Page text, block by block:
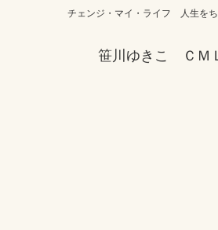
チェンジ・マイ・ライフ 人生を
笹川ゆきこ ＣＭ